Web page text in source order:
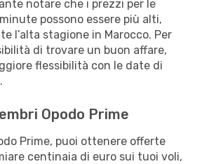
notare che i prezzi per le
possono essere più alti,
l’alta stagione in Marocco. Per
di trovare un buon affare,
flessibilità con le date di
Opodo Prime
Prime, puoi ottenere offerte
centinaia di euro sui tuoi voli,